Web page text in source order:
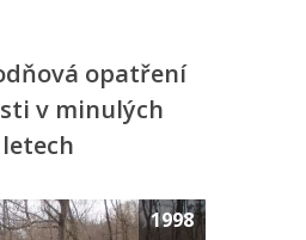
opatření
v minulých
letech
1998